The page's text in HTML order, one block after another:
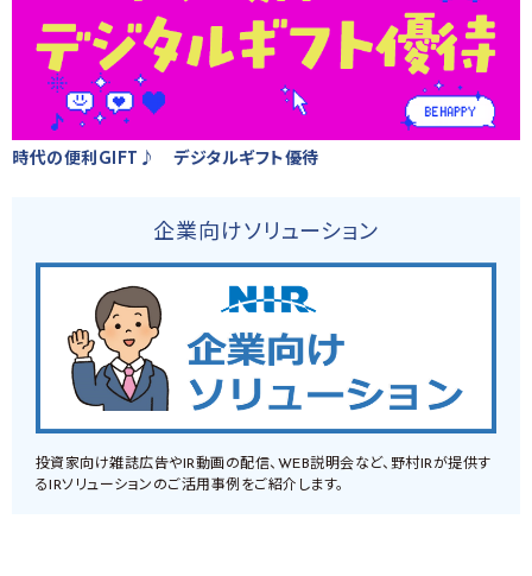
時代の便利GIFT♪ デジタルギフト優待
企業向けソリューション
投資家向け雑誌広告やIR動画の配信、WEB説明会など、野村IRが提供す
るIRソリューションのご活用事例をご紹介します。